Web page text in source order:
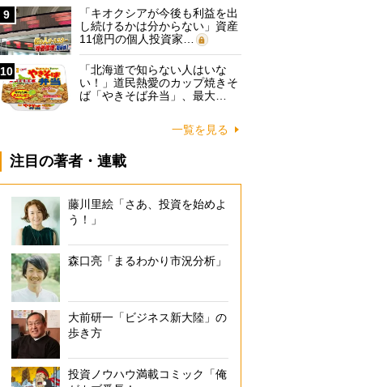
9
「キオクシアが今後も利益を出
し続けるかは分からない」資産
11億円の個人投資家…
10
「北海道で知らない人はいな
い！」道民熱愛のカップ焼きそ
ば「やきそば弁当」、最大…
一覧を見る
注目の著者・連載
藤川里絵「さあ、投資を始めよ
う！」
森口亮「まるわかり市況分析」
大前研一「ビジネス新大陸」の
歩き方
投資ノウハウ満載コミック「俺